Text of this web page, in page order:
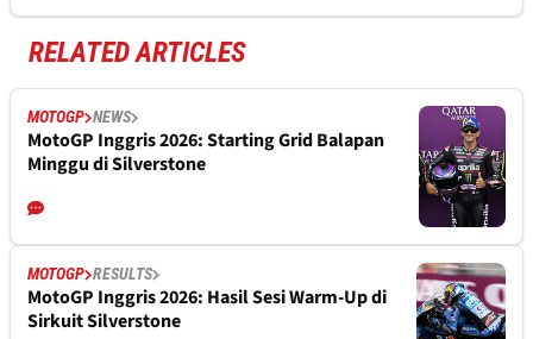
RELATED ARTICLES
MOTOGP NEWS
MotoGP Inggris 2026: Starting Grid Balapan
Minggu di Silverstone
MOTOGP RESULTS
MotoGP Inggris 2026: Hasil Sesi Warm-Up di
Sirkuit Silverstone